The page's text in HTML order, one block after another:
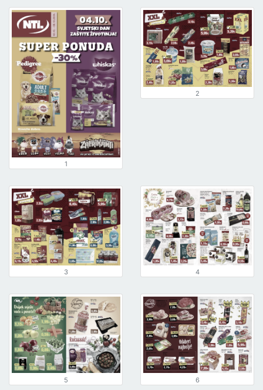
1
2
3 4
5 6